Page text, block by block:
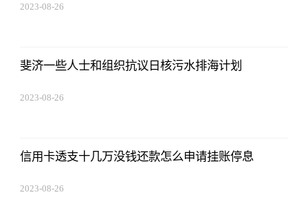
2023-08-26
斐济一些人士和组织抗议日核污水排海计划
2023-08-26
信用卡透支十几万没钱还款怎么申请挂账停息
2023-08-26